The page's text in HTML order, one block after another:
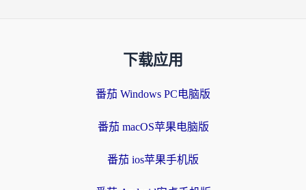
下载应用
番茄 Windows PC电脑版
番茄 macOS苹果电脑版
番茄 ios苹果手机版